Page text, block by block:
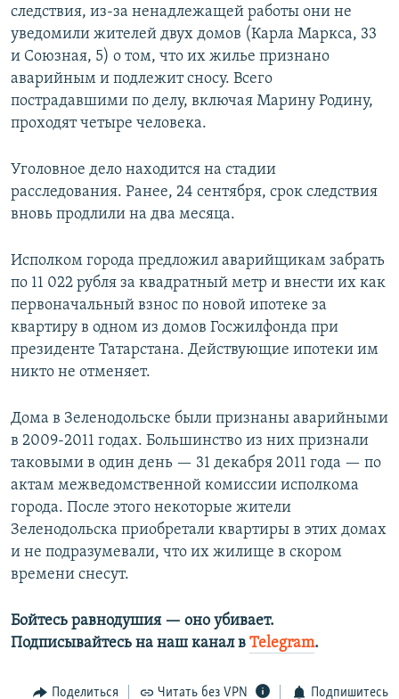
следствия, из-за ненадлежащей работы они не
уведомили жителей двух домов (Карла Маркса, 33
и Союзная, 5) о том, что их жилье признано
аварийным и подлежит сносу. Всего
пострадавшими по делу, включая Марину Родину,
проходят четыре человека.
Уголовное дело находится на стадии
расследования. Ранее, 24 сентября, срок следствия
вновь продлили на два месяца.
Исполком города предложил аварийщикам забрать
по 11 022 рубля за квадратный метр и внести их как
первоначальный взнос по новой ипотеке за
квартиру в одном из домов Госжилфонда при
президенте Татарстана. Действующие ипотеки им
никто не отменяет.
Дома в Зеленодольске были признаны аварийными
в 2009-2011 годах. Большинство из них признали
таковыми в один день — 31 декабря 2011 года — по
актам межведомственной комиссии исполкома
города. После этого некоторые жители
Зеленодольска приобретали квартиры в этих домах
и не подразумевали, что их жилище в скором
времени снесут.
Бойтесь равнодушия — оно убивает.​
Подписывайтесь на наш канал в Telegram.
Поделиться Читать без VPN Подпишитесь